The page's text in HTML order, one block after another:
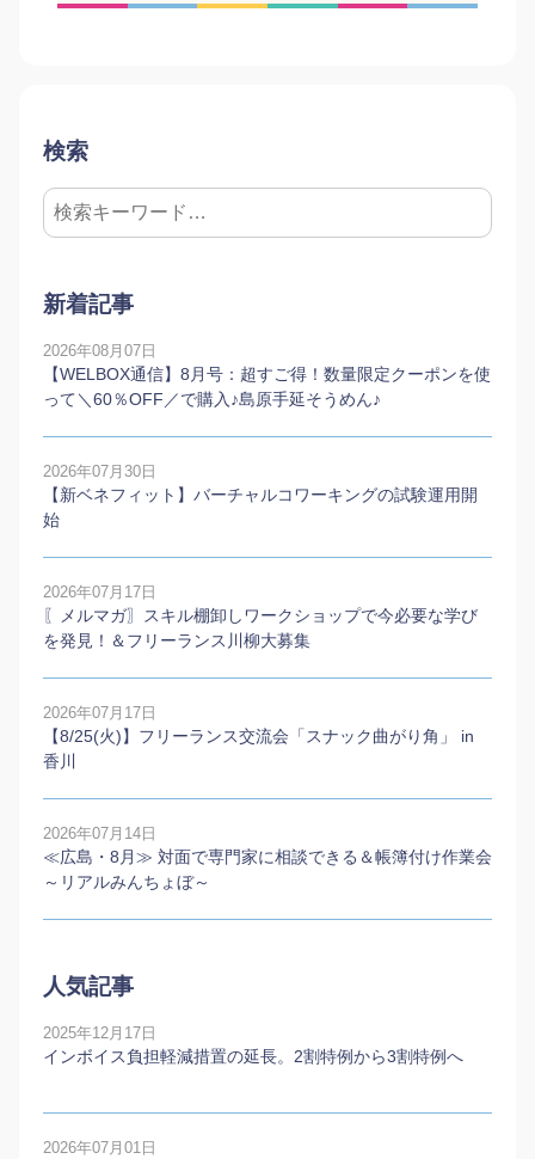
検索
新着記事
2026年08月07日
【WELBOX通信】8月号：超すご得！数量限定クーポンを使
って＼60％OFF／で購入♪島原手延そうめん♪
2026年07月30日
【新ベネフィット】バーチャルコワーキングの試験運用開
始
2026年07月17日
〖メルマガ〗スキル棚卸しワークショップで今必要な学び
を発見！＆フリーランス川柳大募集
2026年07月17日
【8/25(火)】フリーランス交流会「スナック曲がり角」 in
香川
2026年07月14日
≪広島・8月≫ 対面で専門家に相談できる＆帳簿付け作業会
～リアルみんちょぼ～
人気記事
2025年12月17日
インボイス負担軽減措置の延長。2割特例から3割特例へ
2026年07月01日